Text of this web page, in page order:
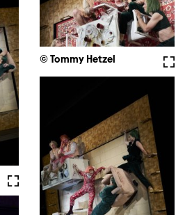
© Tommy Hetzel
Vollbild